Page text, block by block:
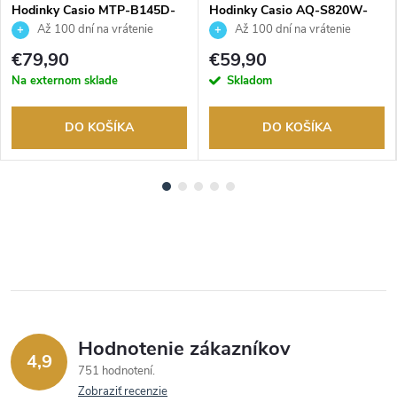
Hodinky Casio MTP-B145D-
2A2VEFAž 100 dní na vrátenie
tovaru. Autorizovaný predajca.
€79,90
Na externom sklade
DO KOŠÍKA
Hodinky Casio AQ-S820W-
3BVEFAž 100 dní na vrátenie
tovaru. Autorizovaný predajca.
€59,90
Skladom
DO KOŠÍKA
4,9 Hodnotenie zákazníkov
751 hodnotení
Zobraziť recenzie